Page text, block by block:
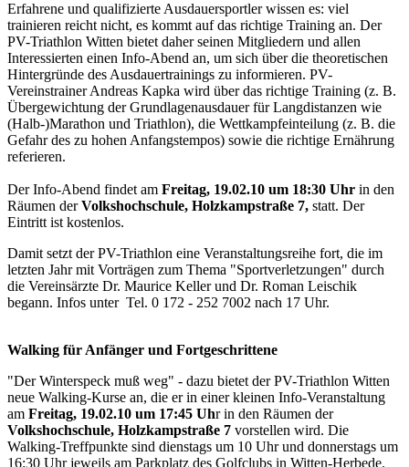
Erfahrene und qualifizierte Ausdauersportler wissen es: viel
trainieren reicht nicht, es kommt auf das richtige Training an. Der
PV-Triathlon Witten bietet daher seinen Mitgliedern und allen
Interessierten einen Info-Abend an, um sich über die theoretischen
Hintergründe des Ausdauertrainings zu informieren. PV-
Vereinstrainer Andreas Kapka wird über das richtige Training (z. B.
Übergewichtung der Grundlagenausdauer für Langdistanzen wie
(Halb-)Marathon und Triathlon), die Wettkampfeinteilung (z. B. die
Gefahr des zu hohen Anfangstempos) sowie die richtige Ernährung
referieren.
Der Info-Abend findet am Freitag, 19.02.10 um 18:30 Uhr in den
Räumen derVolkshochschule, Holzkampstraße 7, statt. Der
Eintritt ist kostenlos.
Damit setzt der PV-Triathlon eine Veranstaltungsreihe fort, die im
letzten Jahr mit Vorträgen zum Thema "Sportverletzungen" durch
die Vereinsärzte Dr. Maurice Keller und Dr. Roman Leischik
begann. Infos unter Tel. 0 172 - 252 7002 nach 17 Uhr.
Walking für Anfänger und Fortgeschrittene
"Der Winterspeck muß weg" - dazu bietet der PV-Triathlon Witten
neue Walking-Kurse an, die er in einer kleinen Info-Veranstaltung
am Freitag, 19.02.10 um 17:45 Uhr in den Räumen der
Volkshochschule, Holzkampstraße 7 vorstellen wird. Die
Walking-Treffpunkte sind dienstags um 10 Uhr und donnerstags um
16:30 Uhr jeweils am Parkplatz des Golfclubs in Witten-Herbede.